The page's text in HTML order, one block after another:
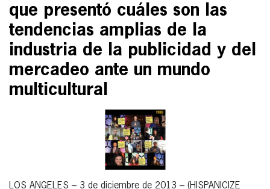
que presentó cuáles son las
tendencias amplias de la
industria de la publicidad y del
mercadeo ante un mundo
multicultural
LOS ANGELES – 3 de diciembre de 2013 – (HISPANICIZE